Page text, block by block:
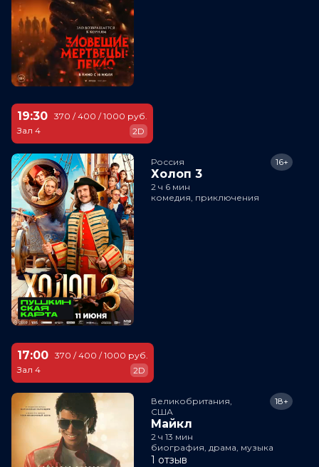
19:30
Зал 4
370 / 400 / 1000 руб.
2D
Россия
Холоп 3
16+
2 ч 6 мин
комедия, приключения
17:00
Зал 4
370 / 400 / 1000 руб.
2D
Великобритания,
США
Майкл
18+
2 ч 13 мин
биография, драма, музыка
1 отзыв